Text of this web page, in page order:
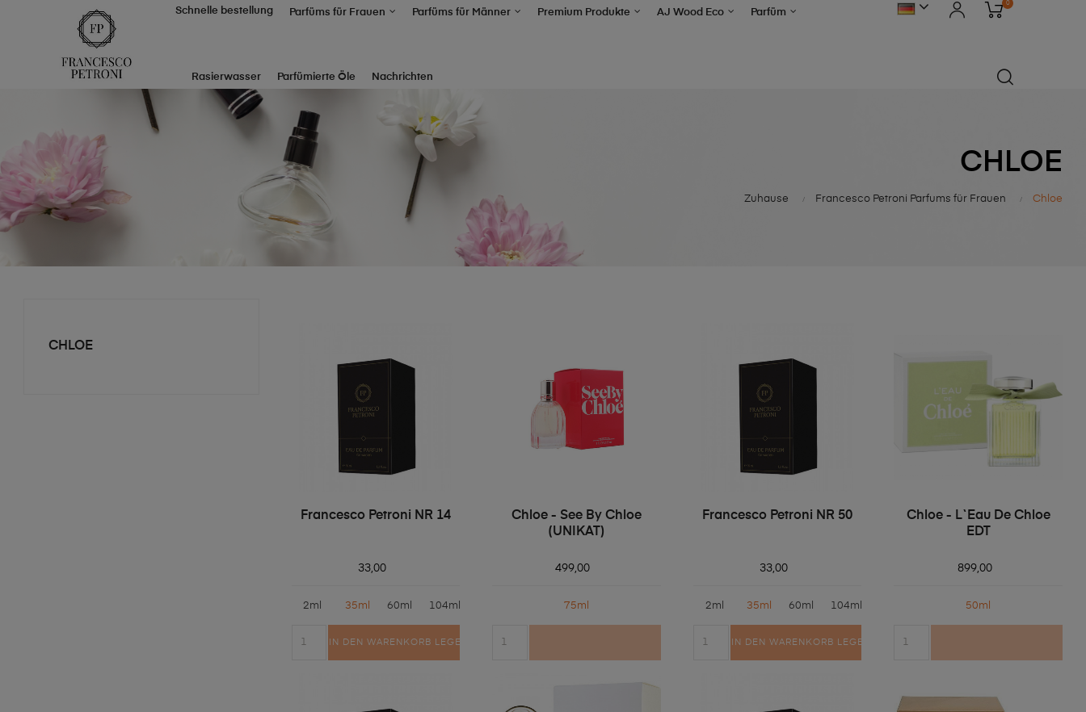
Schnelle bestellung Parfüms für Frauen Parfüms für Männer Premium Produkte AJ Wood Eco Parfüm
Rasierwasser Parfümierte Öle Nachrichten
0
CHLOE
Zuhause Francesco Petroni Parfums für Frauen Chloe
CHLOE
Francesco Petroni NR 14
33,00
2ml 35ml 60ml 104ml
IN DEN WARENKORB LEGEN
Chloe - See By Chloe
(UNIKAT)
499,00
75ml
Francesco Petroni NR 50
33,00
2ml 35ml 60ml 104ml
IN DEN WARENKORB LEGEN
Chloe - L`Eau De Chloe
EDT
899,00
50ml